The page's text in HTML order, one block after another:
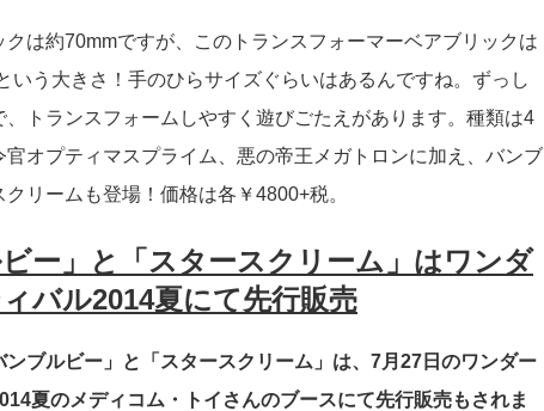
クは約70mmですが、このトランスフォーマーベアブリックは
いう大きさ！手のひらサイズぐらいはあるんですね。ずっし
、トランスフォームしやすく遊びごたえがあります。種類は4
官オプティマスプライム、悪の帝王メガトロンに加え、バンブ
リームも登場！価格は各￥4800+税。
ビー」と「スタースクリーム」はワンダ
バル2014夏にて先行販売
ンブルビー」と「スタースクリーム」は、7月27日のワンダー
夏のメディコム・トイさんのブースにて先行販売もされま